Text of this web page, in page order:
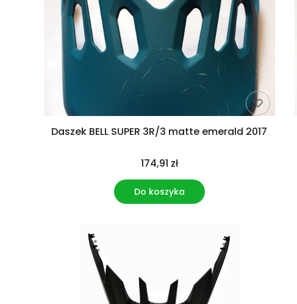
Daszek BELL SUPER 3R/3 matte emerald 2017
174,91 zł
Do koszyka